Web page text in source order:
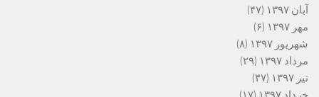
آبان ۱۳۹۷
(۴۷)
مهر ۱۳۹۷
(۶)
شهریور ۱۳۹۷
(۸)
مرداد ۱۳۹۷
(۲۹)
تیر ۱۳۹۷
(۴۷)